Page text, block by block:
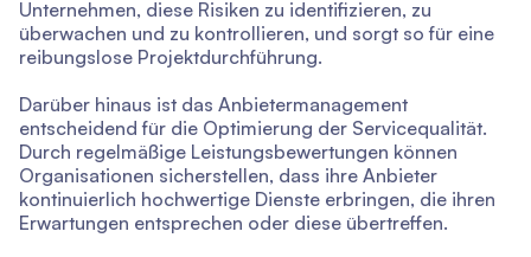
Unternehmen, diese Risiken zu identifizieren, zu
überwachen und zu kontrollieren, und sorgt so für eine
reibungslose Projektdurchführung.
Darüber hinaus ist das Anbietermanagement
entscheidend für die Optimierung der Servicequalität.
Durch regelmäßige Leistungsbewertungen können
Organisationen sicherstellen, dass ihre Anbieter
kontinuierlich hochwertige Dienste erbringen, die ihren
Erwartungen entsprechen oder diese übertreffen.